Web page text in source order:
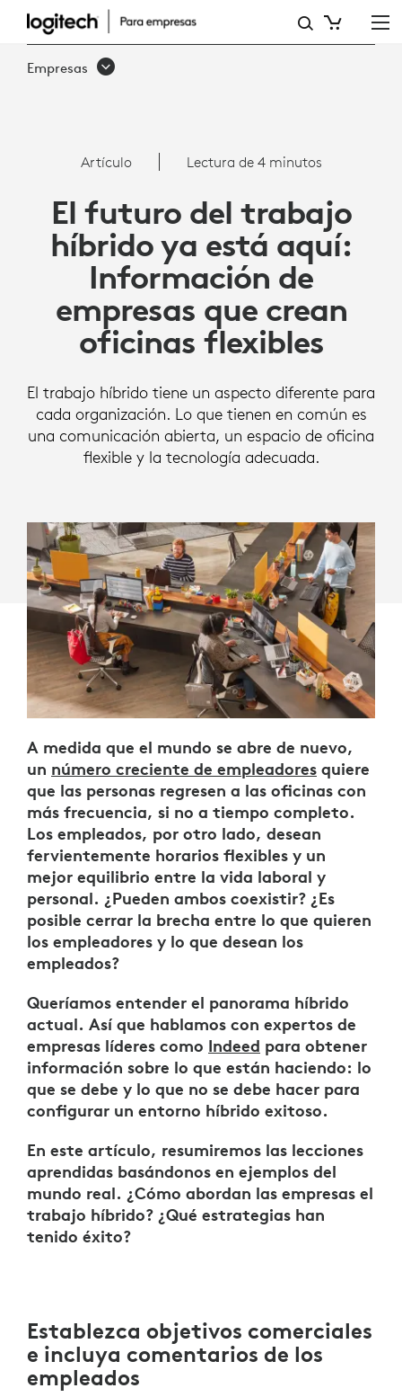
ARTÍCULO:
INFORMACIÓN
CREAN
OFICINAS
FLEXIBLES
Empresas
Artículo Lectura de 4 minutos
El futuro del trabajo
híbrido ya está aquí:
Información de
empresas que crean
oficinas flexibles
El trabajo híbrido tiene un aspecto diferente para
cada organización. Lo que tienen en común es
una comunicación abierta, un espacio de oficina
flexible y la tecnología adecuada.
A medida que el mundo se abre de nuevo,
un número creciente de empleadores quiere
que las personas regresen a las oficinas con
más frecuencia, si no a tiempo completo.
Los empleados, por otro lado, desean
fervientemente horarios flexibles y un
mejor equilibrio entre la vida laboral y
personal. ¿Pueden ambos coexistir? ¿Es
posible cerrar la brecha entre lo que quieren
los empleadores y lo que desean los
empleados?
Queríamos entender el panorama híbrido
actual. Así que hablamos con expertos de
empresas líderes como Indeed para obtener
información sobre lo que están haciendo: lo
que se debe y lo que no se debe hacer para
configurar un entorno híbrido exitoso.
En este artículo, resumiremos las lecciones
aprendidas basándonos en ejemplos del
mundo real. ¿Cómo abordan las empresas el
trabajo híbrido? ¿Qué estrategias han
tenido éxito?
Establezca objetivos comerciales
e incluya comentarios de los
empleados